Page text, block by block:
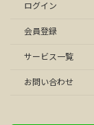
ログイン
会員登録
サービス一覧
お問い合わせ